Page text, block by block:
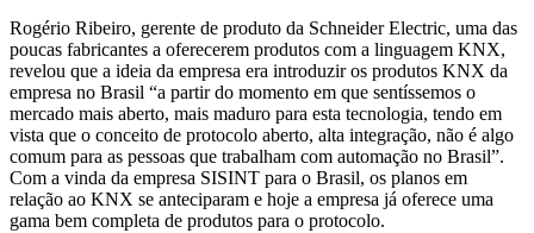
Rogério Ribeiro, gerente de produto da Schneider Electric, uma das
poucas fabricantes a oferecerem produtos com a linguagem KNX,
revelou que a ideia da empresa era introduzir os produtos KNX da
empresa no Brasil “a partir do momento em que sentíssemos o
mercado mais aberto, mais maduro para esta tecnologia, tendo em
vista que o conceito de protocolo aberto, alta integração, não é algo
comum para as pessoas que trabalham com automação no Brasil”.
Com a vinda da empresa SISINT para o Brasil, os planos em
relação ao KNX se anteciparam e hoje a empresa já oferece uma
gama bem completa de produtos para o protocolo.